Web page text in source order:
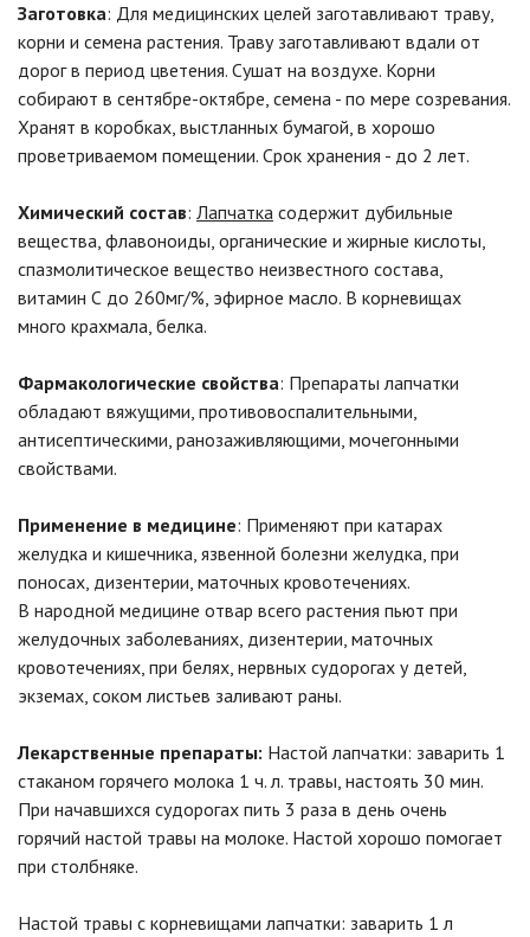
Заготовка: Для медицинских целей заготавливают траву,
корни и семена растения. Траву заготавливают вдали от
дорог в период цветения. Сушат на воздухе. Корни
собирают в сентябре-октябре, семена - по мере созревания.
Хранят в коробках, выстланных бумагой, в хорошо
проветриваемом помещении. Срок хранения - до 2 лет.
Химический состав: Лапчатка содержит дубильные
вещества, флавоноиды, органические и жирные кислоты,
спазмолитическое вещество неизвестного состава,
витамин С до 260мг/%, эфирное масло. В корневищах
много крахмала, белка.
Фармакологические свойства: Препараты лапчатки
обладают вяжущими, противовоспалительными,
антисептическими, ранозаживляющими, мочегонными
свойствами.
Применение в медицине: Применяют при катарах
желудка и кишечника, язвенной болезни желудка, при
поносах, дизентерии, маточных кровотечениях.
В народной медицине отвар всего растения пьют при
желудочных заболеваниях, дизентерии, маточных
кровотечениях, при белях, нервных судорогах у детей,
экземах, соком листьев заливают раны.
Лекарственные препараты: Настой лапчатки: заварить 1
стаканом горячего молока 1 ч. л. травы, настоять 30 мин.
При начавшихся судорогах пить 3 раза в день очень
горячий настой травы на молоке. Настой хорошо помогает
при столбняке.
Настой травы с корневищами лапчатки: заварить 1 л